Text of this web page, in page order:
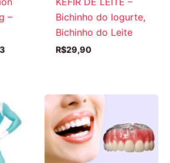
–
O
Bichinho do Iogurte,
Bichinho do Leite
R$29,90